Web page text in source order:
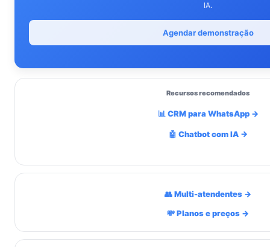
IA.
Agendar demonstração
Recursos recomendados
📊 CRM para WhatsApp →
🤖 Chatbot com IA →
👥 Multi-atendentes →
💸 Planos e preços →